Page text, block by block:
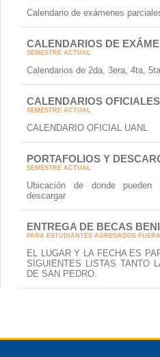
Calendario de exámenes
CALENDARIOS DE
SEMESTRE ACTUAL
Calendarios de 2da, 3era, 4ta,
CALENDARIOS OFICIALES
SEMESTRE ACTUAL
CALENDARIO OFICIAL UANL
PORTAFOLIOS Y
SEMESTRE ACTUAL
Ubicación de donde pueden
descargar
ENTREGA DE BECAS
PARA ESTUDIANTES AGREGADOS
EL LUGAR Y LA FECHA ES
SIGUIENTES LISTAS TANTO
DE SAN PEDRO.